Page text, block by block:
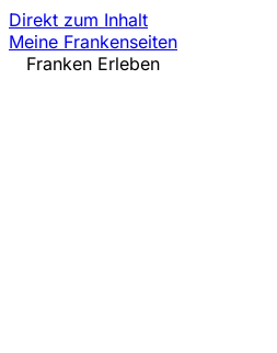
Direkt zum Inhalt
Meine Frankenseiten
Franken Erleben